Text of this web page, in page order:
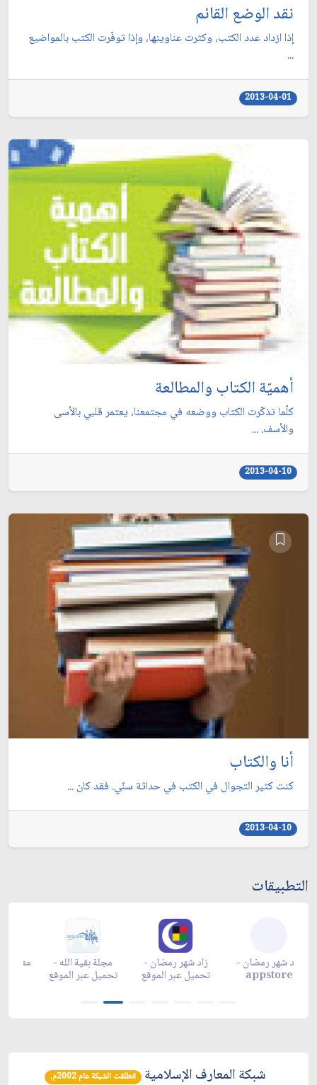
نقد الوضع القائم
إذا ازداد عدد الكتب، وكثرت عناوينها، وإذا توفّرت الكتب بالمواضيع
...
2013-04-01
أهميّة الكتاب والمطالعة
كلّما تذكّرت الكتاب ووضعه في مجتمعنا، يعتمر قلبي بالأسى
والأسف. ...
2013-04-10
أنا والكتاب
كنت كثير التجوال في الكتب في حداثة سنّي. فقد كان ...
2013-04-10
التطبيقات
زاد شهر رمضان -
تحميل عبر الموقع
زاد شهر رمضان -
appstore
زاد شهر رمضان -
appgallery
شبكة المعارف الإسلامية انطلقت الشبكة عام 2002م.